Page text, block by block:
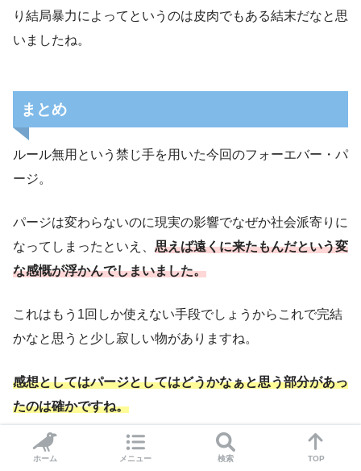
り結局暴力によってというのは皮肉でもある結末だなと思
いましたね。
まとめ
ルール無用という禁じ手を用いた今回のフォーエバー・パ
ージ。
パージは変わらないのに現実の影響でなぜか社会派寄りに
なってしまったといえ、 思えば遠くに来たもんだという変
な感慨が浮かんでしまいました。
これはもう1回しか使えない手段でしょうからこれで完結
かなと思うと少し寂しい物がありますね。
感想としてはパージとしてはどうかなぁと思う部分があっ
たのは確かですね。
これはシリーズファンとしての考えで柔軟性無くした老害
ホーム メニュー 検索 TOP